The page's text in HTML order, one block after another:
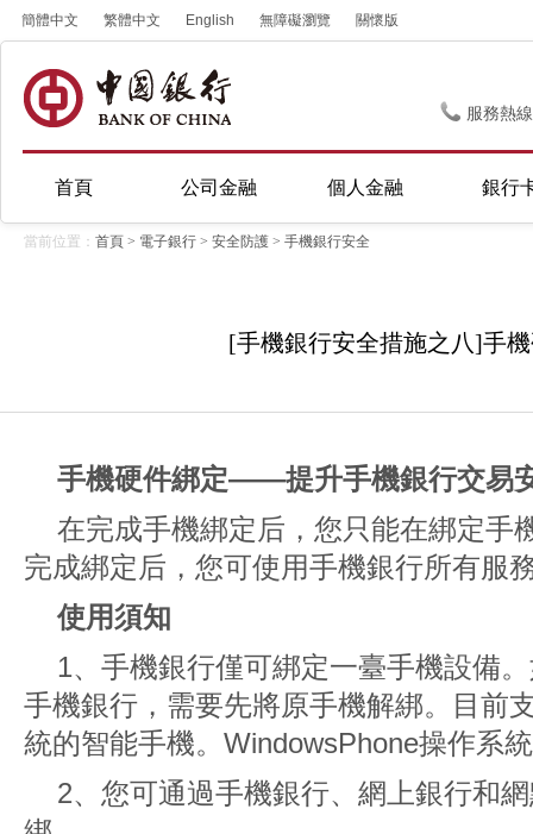
簡體中文 繁體中文 English 無障礙瀏覽 關懷版
服務熱
首頁 公司金融 個人金融 銀行
當前位置： 首頁 > 電子銀行 > 安全防護 > 手機銀行安全
[手機銀行安全措施之八]手
手機硬件綁定——提升手機銀行交易
在完成手機綁定后，您只能在綁定手
完成綁定后，您可使用手機銀行所有服
使用須知
1、手機銀行僅可綁定一臺手機設備
手機銀行，需要先將原手機解綁。目前
統的智能手機。WindowsPhone操作系
2、您可通過手機銀行、網上銀行和